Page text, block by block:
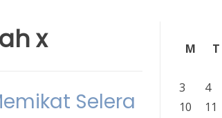
x
Selera
M
T
3
4
10
11